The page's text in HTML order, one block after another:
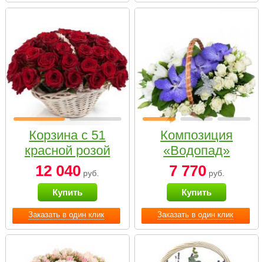
Заказать в один клик
Корзина с 51
красной розой
12 040 руб.
Купить
Заказать в один клик
Композиция
«Водопад»
7 770руб.
Купить